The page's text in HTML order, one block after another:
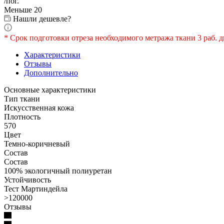
Меньше 20
Нашли дешевле?
* Срок подготовки отреза необходимого метража ткани 3 раб.
Характеристики
Отзывы
Дополнительно
Основные характеристики
Тип ткани
Искусственная кожа
Плотность
570
Цвет
Темно-коричневый
Состав
Состав
100% экологичный полиуретан
Устойчивость
Тест Мартиндейла
>120000
Отзывы